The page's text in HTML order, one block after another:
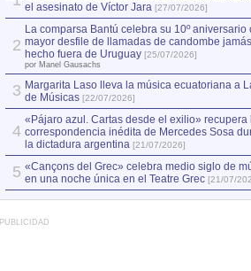
el asesinato de Víctor Jara [27/07/2026]
2
La comparsa Bantú celebra su 10º aniversario
mayor desfile de llamadas de candombe jamás
hecho fuera de Uruguay [25/07/2026]
por Manel Gausachs
3 Margarita Laso lleva la música ecuatoriana a
de Músicas [22/07/2026]
4
«Pájaro azul. Cartas desde el exilio» recupera
correspondencia inédita de Mercedes Sosa
la dictadura argentina [21/07/2026]
5 «Cançons del Grec» celebra medio siglo de
en una noche única en el Teatre Grec [21/07/
PUBLICIDAD